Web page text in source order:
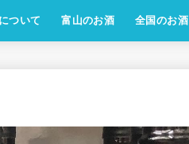
ついて 富山のお酒 全国のお酒